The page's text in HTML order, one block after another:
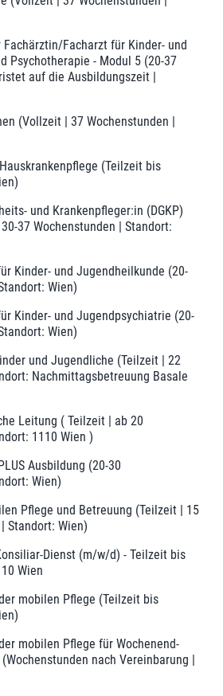
Facharzt für Kinder- und
Psychotherapie - Modul 5 (20-37
auf die Ausbildungszeit |
(Vollzeit | 37 Wochenstunden |
(Teilzeit bis
und Krankenpfleger:in (DGKP)
37 Wochenstunden | Standort:
Kinder- und Jugendheilkunde (20-
Wien)
Kinder- und Jugendpsychiatrie (20-
Wien)
und Jugendliche (Teilzeit | 22
Nachmittagsbetreuung Basale
Leitung ( Teilzeit | ab 20
1110 Wien )
Ausbildung (20-30
Wien)
Pflege und Betreuung (Teilzeit | 15
Standort: Wien)
Dienst (m/w/d) - Teilzeit bis
Wien
mobilen Pflege (Teilzeit bis
mobilen Pflege für Wochenend-
nach Vereinbarung |